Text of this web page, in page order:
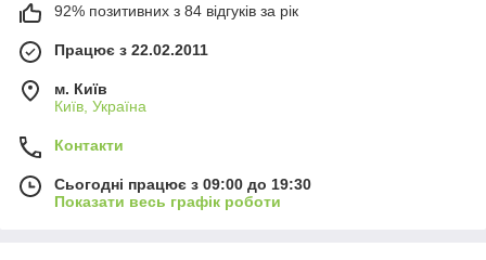
92% позитивних з 84 відгуків за рік
Працює з 22.02.2011
м. Київ
Київ, Україна
Контакти
Сьогодні працює з 09:00 до 19:30
Показати весь графік роботи